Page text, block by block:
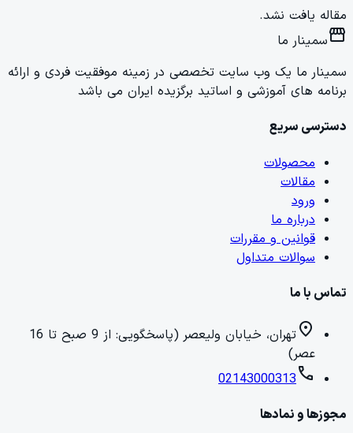
مقاله یافت نشد.
storefrontسمینار ما
سمینار ما یک وب سایت تخصصی در زمینه موفقیت فردی و ارائه
برنامه های آموزشی و اساتید برگزیده ایران می باشد
دسترسی سریع
محصولات
مقالات
ورود
درباره ما
قوانین و مقررات
سوالات متداول
تماس با ما
location_on
تهران، خیابان ولیعصر (پاسخگویی: از 9 صبح تا 16
عصر)
call
02143000313
مجوزها و نمادها